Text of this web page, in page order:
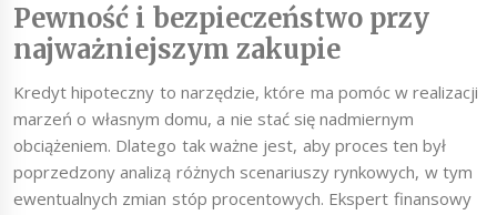
Pewność i bezpieczeństwo przy
najważniejszym zakupie
Kredyt hipoteczny to narzędzie, które ma pomóc w realizacji
marzeń o własnym domu, a nie stać się nadmiernym
obciążeniem. Dlatego tak ważne jest, aby proces ten był
poprzedzony analizą różnych scenariuszy rynkowych, w tym
ewentualnych zmian stóp procentowych. Ekspert finansowy